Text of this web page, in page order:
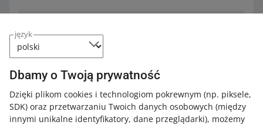
język
Dbamy o Twoją prywatność
Dzięki plikom cookies i technologiom pokrewnym (np. piksele,
SDK) oraz przetwarzaniu Twoich danych osobowych (między
innymi unikalne identyfikatory, dane przeglądarki), możemy